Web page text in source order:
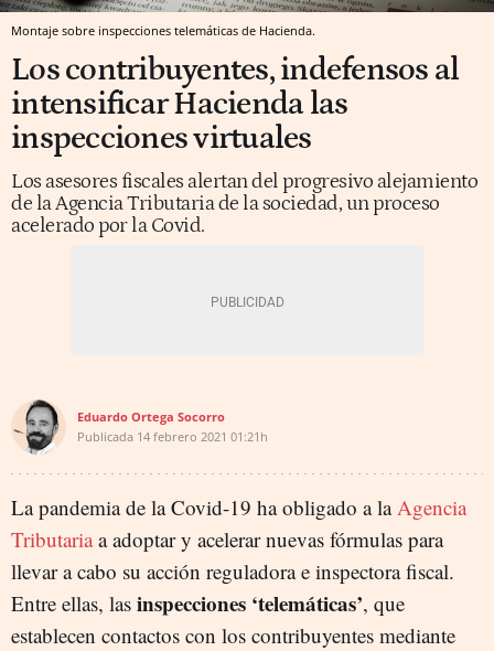
Montaje sobre inspecciones telemáticas de Hacienda.
Los contribuyentes, indefensos al
intensificar Hacienda las
inspecciones virtuales
Los asesores fiscales alertan del progresivo alejamiento
de la Agencia Tributaria de la sociedad, un proceso
acelerado por la Covid.
Eduardo Ortega Socorro
Publicada 14 febrero 2021 01:21h
La pandemia de la Covid-19 ha obligado a laAgencia
Tributariaa adoptar y acelerar nuevas fórmulas para
llevar a cabo su acción reguladora e inspectora fiscal.
Entre ellas, las inspecciones ‘telemáticas’, que
establecen contactos con los contribuyentes mediante